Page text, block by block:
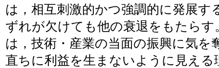
は，相互刺激的かつ強調的に発展す
ずれが欠けても他の衰退をもたら
は，技術・産業の当面の振興に気を
直ちに利益を生まないように見える